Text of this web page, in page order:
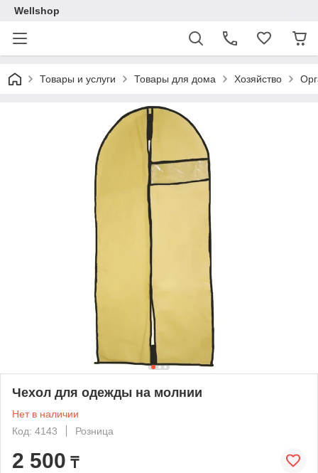
Wellshop
Товары и услуги Товары для дома Хозяйство
Чехол для одежды на молнии
Нет в наличии
Код: 4143
Розница
2 500 ₸